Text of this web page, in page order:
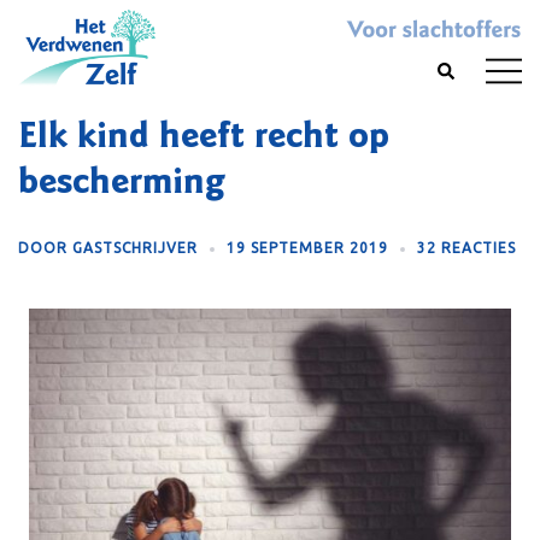
content
Search
menu
Elk kind heeft recht op
bescherming
DOOR GASTSCHRIJVER 19 SEPTEMBER 2019 32 REACTIES